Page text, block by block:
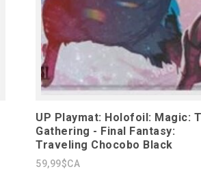
UP Playmat: Holofoil: Magic:
Gathering - Final Fantasy:
Traveling Chocobo Black
59,99$CA